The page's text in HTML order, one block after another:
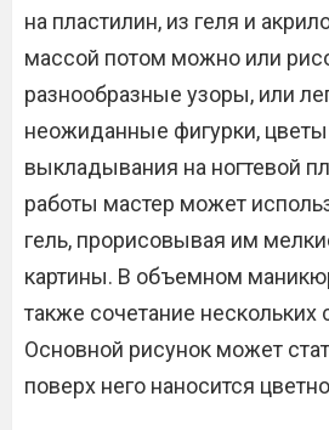
на пластилин, из геля и
массой потом можно или
разнообразные узоры, или
неожиданные фигурки,
выкладывания на ногтевой
работы мастер может
гель, прорисовывая им
картины. В объемном
также сочетание нескольких
Основной рисунок может
поверх него наносится